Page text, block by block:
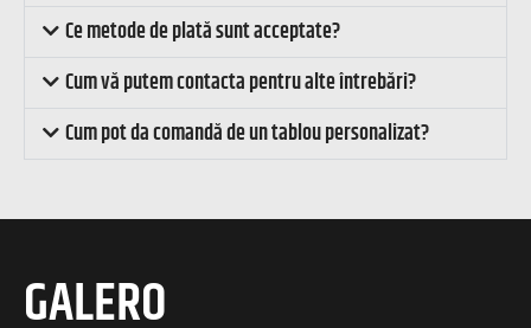
Ce metode de plată sunt acceptate?
Cum vă putem contacta pentru alte întrebări?
Cum pot da comandă de un tablou personalizat?
GALERO